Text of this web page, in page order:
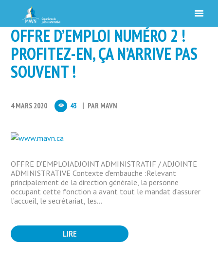
OFFRE D’EMPLOI NUMÉRO 2 !
PROFITEZ-EN, ÇA N’ARRIVE PAS
SOUVENT !
4 MARS 2020 43 PAR MAVN
OFFRE D’EMPLOIADJOINT ADMINISTRATIF / ADJOINTE
ADMINISTRATIVE Contexte d’embauche :Relevant
principalement de la direction générale, la personne
occupant cette fonction a avant tout le mandat d’assurer
l’accueil, le secrétariat, les...
LIRE